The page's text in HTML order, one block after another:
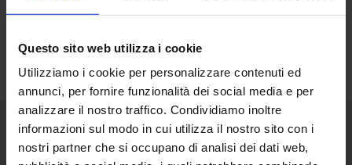
Questo sito web utilizza i cookie
Utilizziamo i cookie per personalizzare contenuti ed
annunci, per fornire funzionalità dei social media e per
analizzare il nostro traffico. Condividiamo inoltre
informazioni sul modo in cui utilizza il nostro sito con i
nostri partner che si occupano di analisi dei dati web,
Senaf srl